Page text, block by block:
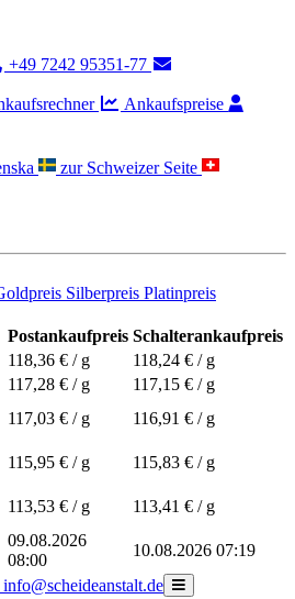
+49 7242 95351-77
Ankaufspreise
zur Schweizer Seite
Silberpreis Platinpreis
Postankaufpreis Schalterankaufpreis
118,36 € / g 118,24 € / g
117,28 € / g 117,15 € / g
117,03 € / g 116,91 € / g
115,95 € / g 115,83 € / g
113,53 € / g 113,41 € / g
09.08.2026
08:00
10.08.2026 07:19
info@scheideanstalt.de